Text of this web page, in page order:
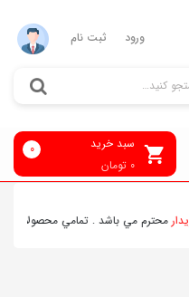
ورود ثبت نام
سبد خرید
0 تومان
0
محترم مي باشد . تمامي محصولات